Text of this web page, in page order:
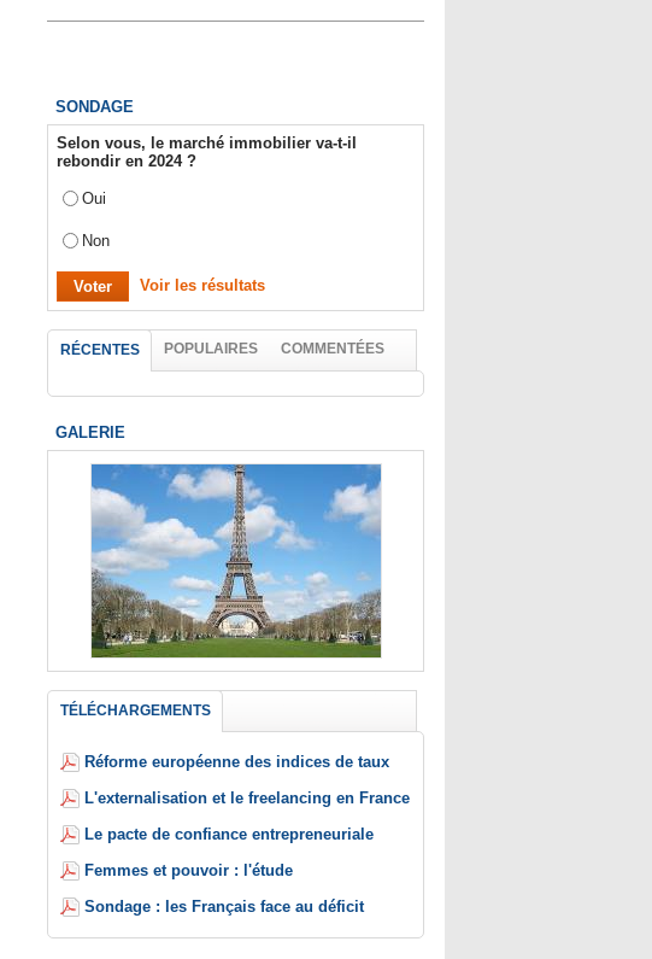
SONDAGE
Selon vous, le marché immobilier va-t-il
rebondir en 2024 ?
Oui
Non
Voir les résultats
RÉCENTES POPULAIRES COMMENTÉES
GALERIE
TÉLÉCHARGEMENTS
Réforme européenne des indices de taux
L'externalisation et le freelancing en France
Le pacte de confiance entrepreneuriale
Femmes et pouvoir : l'étude
Sondage : les Français face au déficit